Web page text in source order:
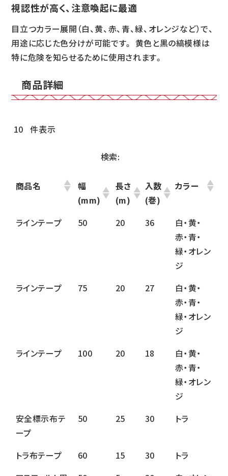
視認性が高く、注意喚起に最適
目立つカラー展開（白、黄、赤、青、緑、オレンジなど）で、
用途に応じた色分けが可能です。 黄色と黒の縞模様は
特に危険を知らせるために使用されます。
商品詳細
件表示
検索:
商品名
幅
(mm)
長さ
(m)
入数
(巻)
カラー
ラインテープ 50 20 36
白・黄・
赤・青・
緑・オレン
ジ
ラインテープ
75 20 27
白・黄・
赤・青・
緑・オレン
ジ
ラインテープ
100 20 18
白・黄・
赤・青・
緑・オレン
ジ
安全標示布テ
ープ
50 25 30 トラ
トラ布テープ 60 15 30
トラ